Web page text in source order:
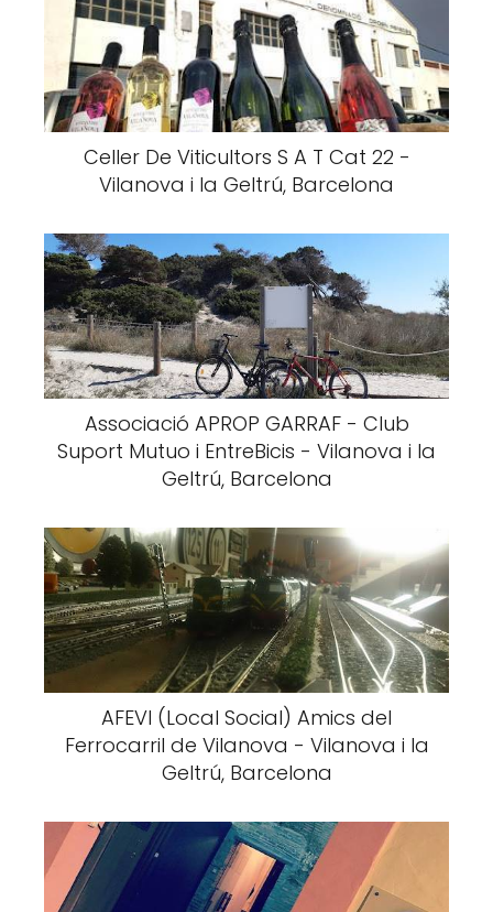
Celler De Viticultors S A T Cat 22 -
Vilanova i la Geltrú, Barcelona
Associació APROP GARRAF - Club
Suport Mutuo i EntreBicis - Vilanova i la
Geltrú, Barcelona
AFEVI (Local Social) Amics del
Ferrocarril de Vilanova - Vilanova i la
Geltrú, Barcelona